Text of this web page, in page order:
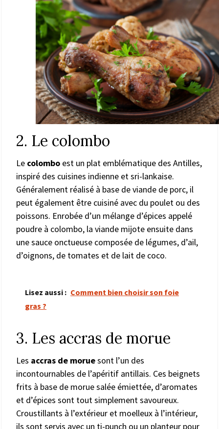
2. Le colombo
Le colombo est un plat emblématique des Antilles,
inspiré des cuisines indienne et sri-lankaise.
Généralement réalisé à base de viande de porc, il
peut également être cuisiné avec du poulet ou des
poissons. Enrobée d’un mélange d’épices appelé
poudre à colombo, la viande mijote ensuite dans
une sauce onctueuse composée de légumes, d’ail,
d’oignons, de tomates et de lait de coco.
Lisez aussi : Comment bien choisir son foie
gras ?
3. Les accras de morue
Les accras de moruesont l’un des
incontournables de l’apéritif antillais. Ces beignets
frits à base de morue salée émiettée, d’aromates
et d’épices sont tout simplement savoureux.
Croustillants à l’extérieur et moelleux à l’intérieur,
ils sont servis avec un ti-punch ou un planteur pour